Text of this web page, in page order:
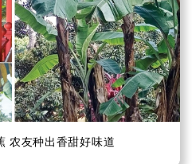
农友种出香甜好味道